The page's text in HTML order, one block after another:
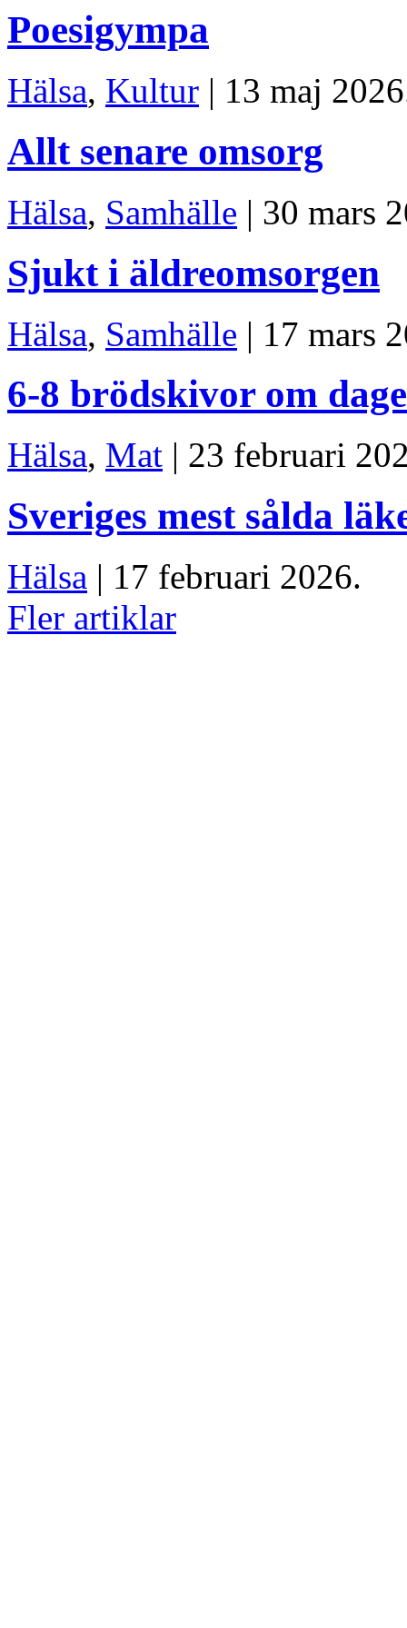
Poesigympa
Hälsa, Kultur | 13 maj
Allt senare omsorg
Hälsa, Samhälle | 30 mars
Sjukt i äldreomsorgen
Hälsa, Samhälle | 17 mars
6-8 brödskivor om
Hälsa, Mat | 23 februari
Sveriges mest sålda
Hälsa | 17 februari 2026.
Fler artiklar